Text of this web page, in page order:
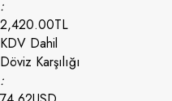
:
2,420.00TL
KDV Dahil
Döviz Karşılığı
: